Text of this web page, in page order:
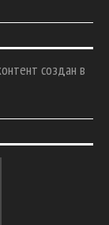
создан в